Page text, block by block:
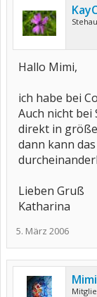
Hallo Mimi,
ich habe bei
Auch nicht bei
direkt in
dann kann
Lieben Gruß
Katharina
5. März 2006